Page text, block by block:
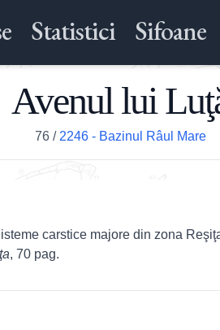
Statistici Sifoane
Avenul lui
76/ 2246 - Bazinul Râul Mare
carstice majore din zona
, 70 pag.